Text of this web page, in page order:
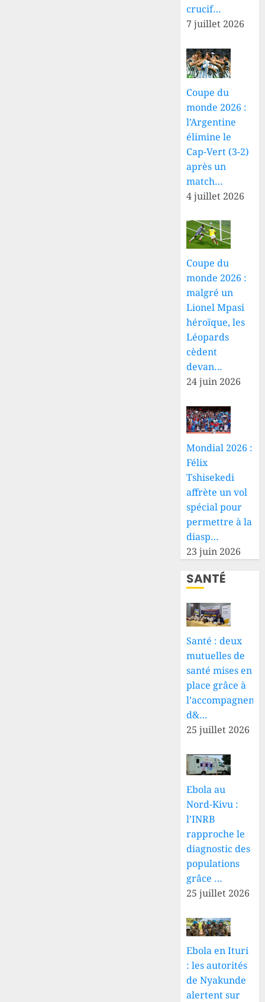
crucif…
7 juillet 2026
Coupe du
monde 2026 :
l’Argentine
élimine le
Cap-Vert (3-2)
après un
match…
4 juillet 2026
Coupe du
monde 2026 :
malgré un
Lionel Mpasi
héroïque, les
Léopards
cèdent
devan…
24 juin 2026
Mondial 2026 :
Félix
Tshisekedi
affrète un vol
spécial pour
permettre à la
diasp…
23 juin 2026
SANTÉ
Santé : deux
mutuelles de
santé mises en
place grâce à
d&…
25 juillet 2026
Ebola au
Nord-Kivu :
l’INRB
rapproche le
diagnostic des
populations
grâce …
25 juillet 2026
Ebola en Ituri
: les autorités
de Nyakunde
alertent sur